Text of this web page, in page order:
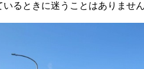
るときに迷うことはありません